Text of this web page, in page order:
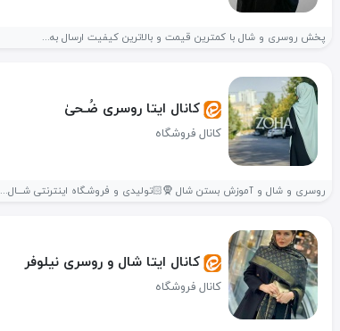
پخش روسری و شال با کمترین قیمت و بالاترین کیفیت ارسال به...
کانال ایتا روسری ضُـحیٰ
کانال فروشگاه
روسری و شال و آموزش بستن شال 🧕🏻تولیدی و فروشـگاه اینترنتی شـــال...
کانال ایتا شال و روسری نیلوفر
کانال فروشگاه